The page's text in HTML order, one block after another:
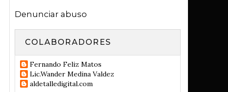
Denunciar abuso
COLABORADORES
Fernando Feliz Matos
Lic.Wander Medina Valdez
aldetalledigital.com